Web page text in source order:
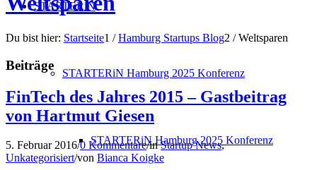
STARTERiN
STARTERiN Hamburg 2025 Konferenz
STARTERiN Hamburg 2025 Konferenz
Du bist hier: Startseite1 / Hamburg Startups Blog2 / Weltsparen
Beiträge
FinTech des Jahres 2015 – Gastbeitrag
von Hartmut Giesen
5. Februar 2016/0 Kommentare/inStartup News,
Unkategorisiert/von Bianca Koigke